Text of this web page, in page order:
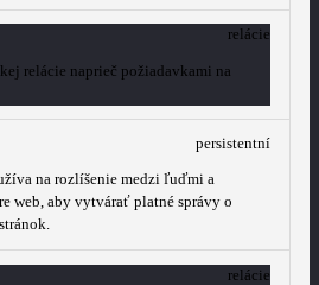
relácie naprieč požiadavkami na
relácie
na rozlíšenie medzi ľuďmi a
web, aby vytvárať platné správy o
persistentní
relácie